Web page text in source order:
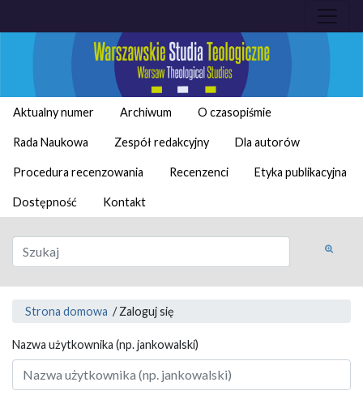
Aktualny numer Archiwum O czasopiśmie
Rada Naukowa Zespół redakcyjny Dla autorów
Procedura recenzowania Recenzenci Etyka publikacyjna
Dostępność Kontakt
Strona domowa /Zaloguj się
Nazwa użytkownika (np. jankowalski)